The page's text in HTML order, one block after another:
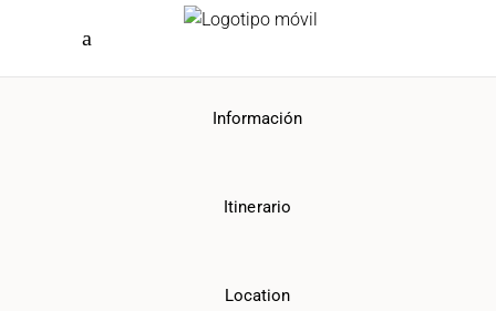
Información
Itinerario
Location